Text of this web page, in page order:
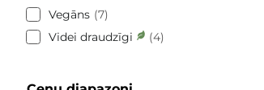
Vegāns 7
Videi draudzīgi
4